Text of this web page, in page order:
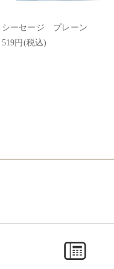
シーセージ プレーン
519円(税込)